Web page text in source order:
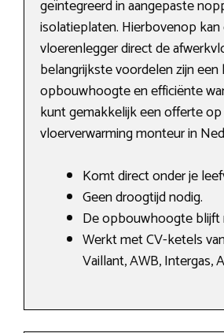
geïntegreerd in aangepaste
isolatieplaten. Hierbovenop kan
vloerenlegger direct de
belangrijkste voordelen zijn een
opbouwhoogte en efficiënte
kunt gemakkelijk een offerte
vloerverwarming monteur in
Komt direct onder je
Geen droogtijd nodig.
De opbouwhoogte blijft
Werkt met CV-ketels
Vaillant, AWB, Intergas,